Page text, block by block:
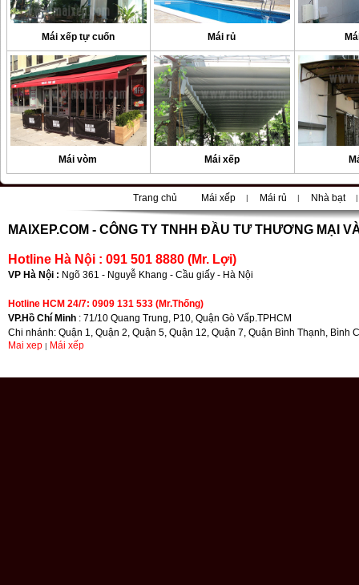
Mái xếp tự cuốn Mái rủ
Mái vòm Mái xếp
Trang chủ Mái xếp | Mái rủ | Nhà bạt |
MAIXEP.COM - CÔNG TY TNHH ĐẦU TƯ THƯƠNG MẠI
Hotline Hà Nội : 091 501 8880 (Mr. Lợi)
VP Hà Nội : Ngõ 361 - Nguyễ Khang - Cầu giấy - Hà Nội
Hotline HCM 24/7: 0909 131 533 (Mr.Thống)
VP.Hồ Chí Minh : 71/10 Quang Trung, P10, Quận Gò Vấp.TPHCM
Chi nhánh: Quận 1, Quận 2, Quận 5, Quận 12, Quận 7, Quận Bình Thạnh, Bình
Mai xep | Mái xếp